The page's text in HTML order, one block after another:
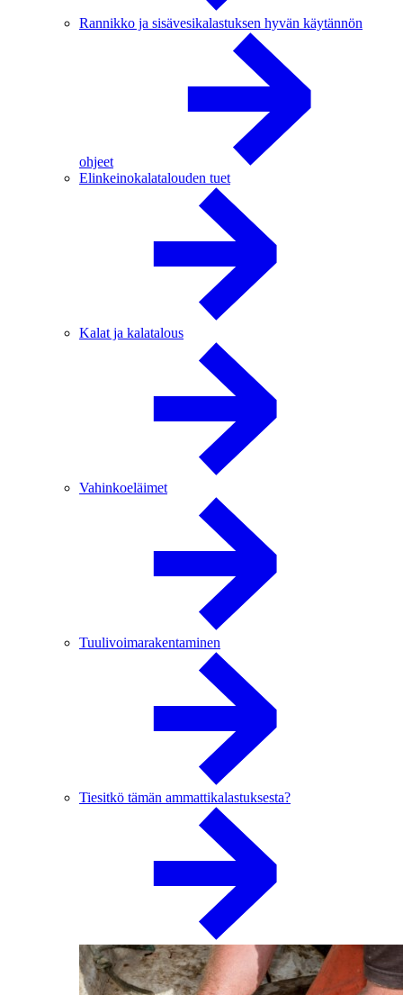
Rannikko ja sisävesikalastuksen hyvän käytännön
ohjeet
Elinkeinokalatalouden tuet
Kalat ja kalatalous
Vahinkoeläimet
Tuulivoimarakentaminen
Tiesitkö tämän ammattikalastuksesta?